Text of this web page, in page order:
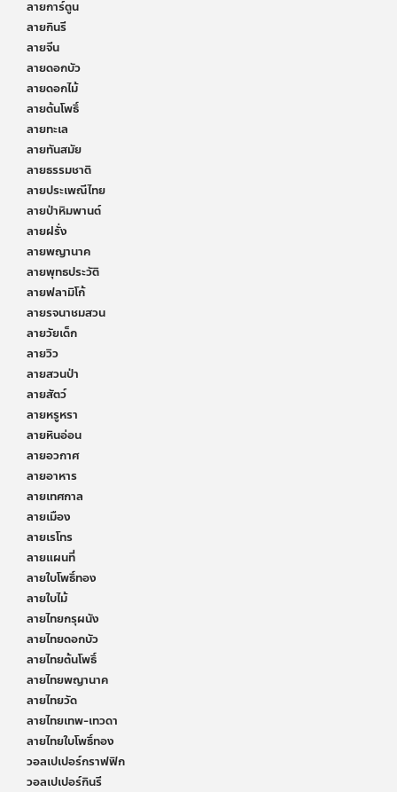
ลายการ์ตูน
ลายกินรี
ลายจีน
ลายดอกบัว
ลายดอกไม้
ลายต้นโพธิ์
ลายทะเล
ลายทันสมัย
ลายธรรมชาติ
ลายประเพณีไทย
ลายป่าหิมพานต์
ลายฝรั่ง
ลายพญานาค
ลายพุทธประวัติ
ลายฟลามิโก้
ลายรจนาชมสวน
ลายวัยเด็ก
ลายวิว
ลายสวนป่า
ลายสัตว์
ลายหรูหรา
ลายหินอ่อน
ลายอวกาศ
ลายอาหาร
ลายเทศกาล
ลายเมือง
ลายเรโทร
ลายแผนที่
ลายใบโพธิ์ทอง
ลายใบไม้
ลายไทยกรุผนัง
ลายไทยดอกบัว
ลายไทยต้นโพธิ์
ลายไทยพญานาค
ลายไทยวัด
ลายไทยเทพ-เทวดา
ลายไทยใบโพธิ์ทอง
วอลเปเปอร์กราฟฟิก
วอลเปเปอร์กินรี